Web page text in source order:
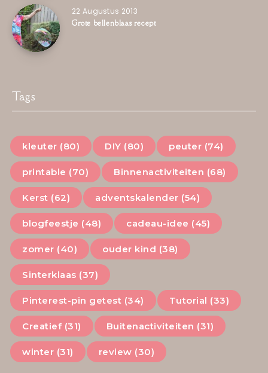
22 Augustus 2013
Grote bellenblaas recept
Tags
kleuter (80) DIY (80) peuter (74)
printable (70) Binnenactiviteiten (68)
Kerst (62) adventskalender (54)
blogfeestje (48) cadeau-idee (45)
zomer (40) ouder kind (38)
Sinterklaas (37)
Pinterest-pin getest (34) Tutorial (33)
Creatief (31) Buitenactiviteiten (31)
winter (31) review (30)